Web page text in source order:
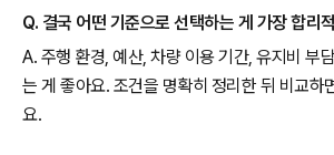
Q. 결국 어떤 기준으로 선택하는 게 가장 합리
A. 주행 환경, 예산, 차량 이용 기간, 유지비 부
는 게 좋아요. 조건을 명확히 정리한 뒤 비교하
요.